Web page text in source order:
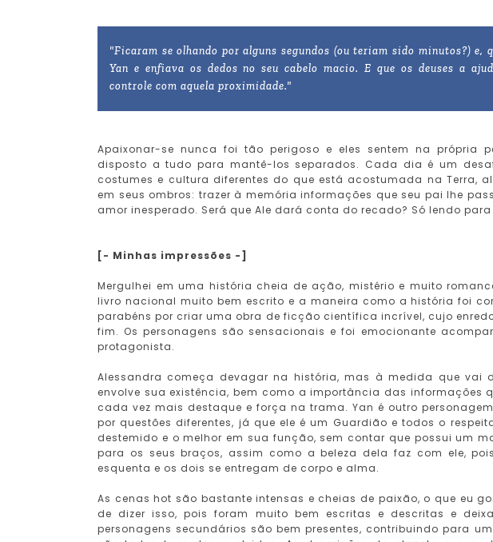
"Ficaram se olhando por alguns segundos (ou teriam sido minutos?) e,
Yan e enfiava os dedos no seu cabelo macio. E que os deuses a
controle com aquela proximidade."
Apaixonar-se nunca foi tão perigoso e eles sentem na própria
disposto a tudo para mantê-los separados. Cada dia é um
costumes e cultura diferentes do que está acostumada na Terra,
em seus ombros: trazer à memória informações que seu pai lhe
amor inesperado. Será que Ale dará conta do recado? Só lendo para
[- Minhas impressões -]
Mergulhei em uma história cheia de ação, mistério e muito
livro nacional muito bem escrito e a maneira como a história foi
parabéns por criar uma obra de ficção científica incrível, cujo
fim. Os personagens são sensacionais e foi emocionante
protagonista.
Alessandra começa devagar na história, mas à medida que vai
envolve sua existência, bem como a importância das informações
cada vez mais destaque e força na trama. Yan é outro
por questões diferentes, já que ele é um Guardião e todos o
destemido e o melhor em sua função, sem contar que possui um
para os seus braços, assim como a beleza dela faz com ele,
esquenta e os dois se entregam de corpo e alma.
As cenas hot são bastante intensas e cheias de paixão, o que eu
de dizer isso, pois foram muito bem escritas e descritas e
personagens secundários são bem presentes, contribuindo para